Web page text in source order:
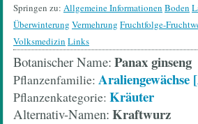
Springen zu: Allgemeine Informationen Boden
Überwinterung Vermehrung Fruchtfolge-
Volksmedizin Links
Botanischer Name Panax ginseng
Pflanzenfamilie Araliengewächse
Pflanzenkategorie Kräuter
Alternativ-Namen Kraftwurz